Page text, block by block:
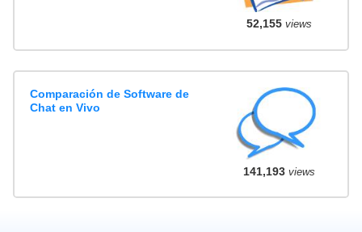
52,155views
Comparación de Software de
Chat en Vivo
141,193views